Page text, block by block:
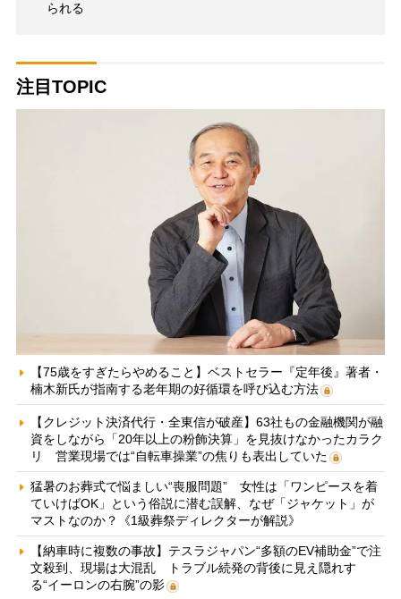
られる
注目TOPIC
【75歳をすぎたらやめること】ベストセラー『定年後』著者・
楠木新氏が指南する老年期の好循環を呼び込む方法
【クレジット決済代行・全東信が破産】63社もの金融機関が融
資をしながら「20年以上の粉飾決算」を見抜けなかったカラク
リ 営業現場では“自転車操業”の焦りも表出していた
猛暑のお葬式で悩ましい“喪服問題” 女性は「ワンピースを着
ていけばOK」という俗説に潜む誤解、なぜ「ジャケット」が
マストなのか？《1級葬祭ディレクターが解説》
【納車時に複数の事故】テスラジャパン“多額のEV補助金”で注
文殺到、現場は大混乱 トラブル続発の背後に見え隠れす
る“イーロンの右腕”の影